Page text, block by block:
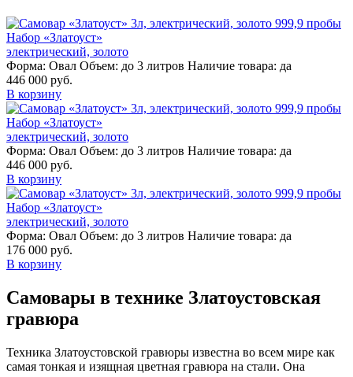
Набор «Златоуст»
электрический, золото
Форма: Овал Объем: до 3 литров Наличие товара: да
446 000 руб.
В корзину
Набор «Златоуст»
электрический, золото
Форма: Овал Объем: до 3 литров Наличие товара: да
446 000 руб.
В корзину
Набор «Златоуст»
электрический, золото
Форма: Овал Объем: до 3 литров Наличие товара: да
176 000 руб.
В корзину
Самовары в технике Златоустовская
гравюра
Техника Златоустовской гравюры известна во всем мире как
самая тонкая и изящная цветная гравюра на стали. Она